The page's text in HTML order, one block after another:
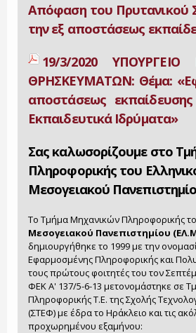
Απόφαση του Πρυτανικού
την εξ αποστάσεως
19/3/2020 ΥΠΟΥΡΓΕΙΟ
ΘΡΗΣΚΕΥΜΑΤΩΝ: Θέμα:
αποστάσεως
Εκπαιδευτικά Ιδρύματα»
Σας καλωσορίζουμε στο
Πληροφορικής του
Μεσογειακού
Το Τμήμα Μηχανικών Πληροφορικής
Μεσογειακού Πανεπιστημίου
δημιουργήθηκε το 1999 με την
Εφαρμοσμένης Πληροφορικής και
τους πρώτους φοιτητές του τον
ΦΕΚ Α' 137/5-6-13 μετονομάστηκε σε
Πληροφορικής Τ.Ε. της Σχολής
(ΣΤΕΦ) με έδρα το Ηράκλειο και τις
προχωρημένου εξαμήνου: